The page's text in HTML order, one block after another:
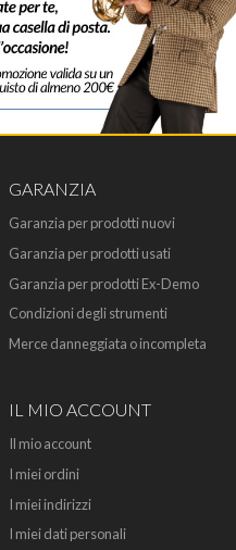
GARANZIA
Garanzia per prodotti nuovi
Garanzia per prodotti usati
Garanzia per prodotti Ex-Demo
Condizioni degli strumenti
Merce danneggiata o incompleta
IL MIO ACCOUNT
Il mio account
I miei ordini
I miei indirizzi
I miei dati personali